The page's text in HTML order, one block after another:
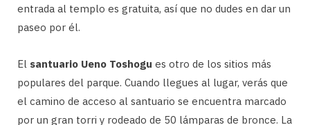
entrada al templo es gratuita, así que no dudes en dar un
paseo por él.
El santuario Ueno Toshogu es otro de los sitios más
populares del parque. Cuando llegues al lugar, verás que
el camino de acceso al santuario se encuentra marcado
por un gran torri y rodeado de 50 lámparas de bronce. La